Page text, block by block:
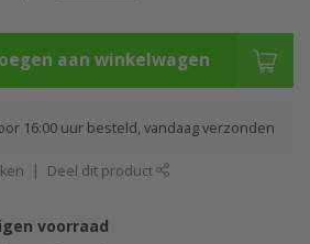
aan winkelwagen
16:00 uur besteld, vandaag verzonden
Deel dit product
voorraad